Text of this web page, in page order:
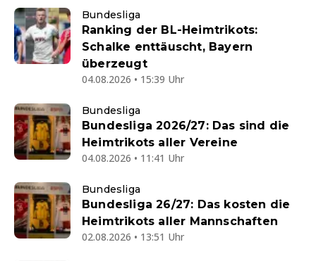
Bundesliga
Ranking der BL-Heimtrikots:
Schalke enttäuscht, Bayern
überzeugt
04.08.2026 • 15:39 Uhr
Bundesliga
Bundesliga 2026/27: Das sind die
Heimtrikots aller Vereine
04.08.2026 • 11:41 Uhr
Bundesliga
Bundesliga 26/27: Das kosten die
Heimtrikots aller Mannschaften
02.08.2026 • 13:51 Uhr